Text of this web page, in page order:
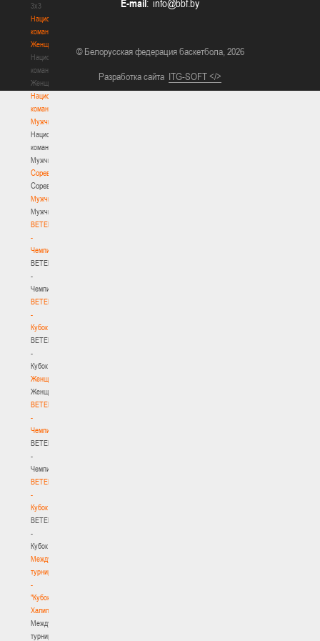
3х3
Национальная
команда.
Женщины
Национальная
команда.
Женщины
Национальная
команда.
Мужчины
Национальная
команда.
Мужчины
Соревнования
Соревнования
Мужчины
Мужчины
BETERA
-
Чемпионат
BETERA
-
Чемпионат
BETERA
-
Кубок
BETERA
-
Кубок
Женщины
Женщины
BETERA
-
Чемпионат
BETERA
-
Чемпионат
BETERA
-
Кубок
BETERA
-
Кубок
Международный
турнир
-
"Кубок
Халипского"
Международный
турнир
E-mail :
© Белорусская федерация баскетбола, 2026
Разработка сайта ITG-SOFT </>